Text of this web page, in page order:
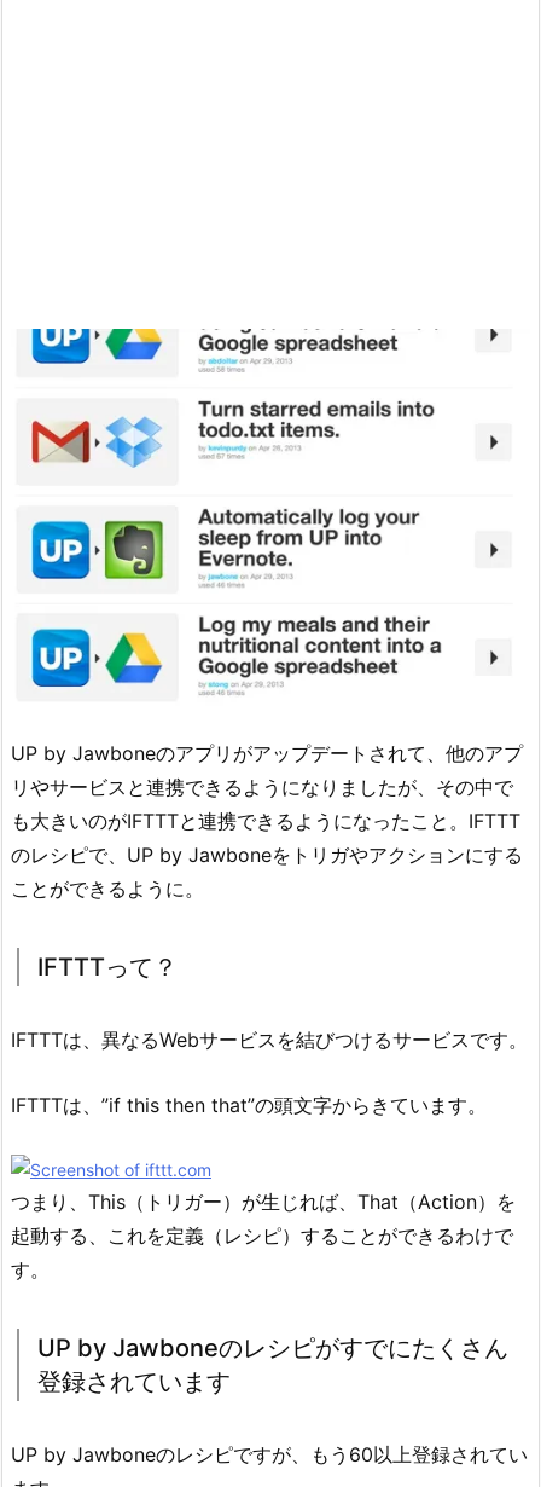
UP by Jawboneのアプリがアップデートされて、他のアプ
リやサービスと連携できるようになりましたが、その中で
も大きいのがIFTTTと連携できるようになったこと。IFTTT
のレシピで、UP by Jawboneをトリガやアクションにする
ことができるように。
IFTTTって？
IFTTTは、異なるWebサービスを結びつけるサービスです。
IFTTTは、”if this then that”の頭文字からきています。
つまり、This（トリガー）が生じれば、That（Action）を
起動する、これを定義（レシピ）することができるわけで
す。
UP by Jawboneのレシピがすでにたくさん
登録されています
UP by Jawboneのレシピですが、もう60以上登録されてい